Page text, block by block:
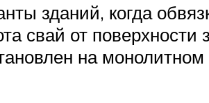
зданий, когда
свай от
на